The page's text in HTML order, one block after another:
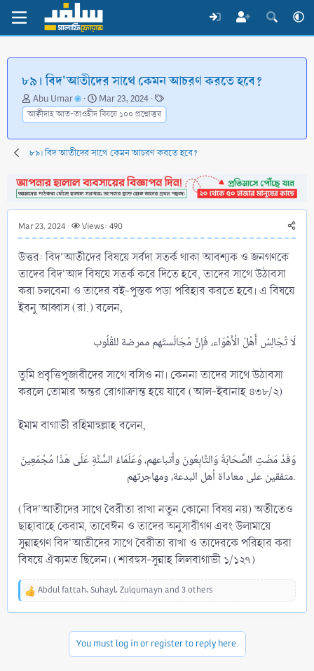
৮৯। বিদ'আতীদের সাথে কেমন আচরণ করতে হবে?
T
h
r
e
a
s
t
t
r
Abu Umar
S
t
a
r
t
a
t
Mar 23, 2024
T
a
g
s
আক্বীদাহ আত-তাওহীদ বিষয়ে ১০০ প্রশ্নোত্তর
৮৯। বিদ'আতীদের সাথে কেমন আচরণ করতে হবে?
Mar 23, 2024 Views: 490
উত্তর: বিদ'আতীদের বিষয়ে সর্বদা সতর্ক থাকা আবশ্যক ও জনগণকে
তাদের বিদ'আদ বিষয়ে সতর্ক করে দিতে হবে, তাদের সাথে উঠাবসা
করা চলবেনা ও তাদের বই-পুস্তক পড়া পরিহার করতে হবে। এ বিষয়ে
ইবনু আব্বাস (রা.) বলেন,
তুমি প্রবৃত্তিপূজারীদের সাথে বসিও না। কেননা তাদের সাথে উঠাবসা
করলে তোমার অন্তর রোগাক্রান্ত হয়ে যাবে (আল-ইবানাহ ৪৩৮/২)
ইমাম বাগাভী রহিমাহুল্লাহ বলেন,
وَقَدْ مَضَتِ الصَّحَابَةُ وَالتَّابِعُونَ وأتباعهم، وَعَلَمَاءُ السُّنَّةِ عَلَى هَذَا مُجْمَعِينَ
متفقين على معاداة أهل البدعة، ومهاجرتهم.​
(বিদ'আতীদের সাথে বৈরীতা রাখা নতুন কোনো বিষয় নয়) অতীতেও
ছাহাবাহে কেরাম, তাবেঈন ও তাদের অনুসারীগণ এবং উলামায়ে
সুন্নাহগণ বিদ'আতীদের সাথে বৈরীতা রাখা ও তাদেরকে পরিহার করা
বিষয়ে ঐক্যমত ছিলেন। (শারহুস-সুন্নাহ লিলবাগাভী ১/১২৭)
R
Abdul fattah, Suhayl, Zulqurnayn and 3 others
You must log in or register to reply here.